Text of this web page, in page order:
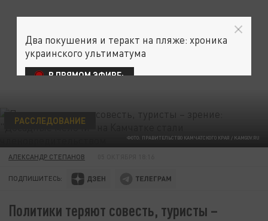
ФОТО: ПРАВИТЕЛЬСТВО КАМЧАТСКОГО КРАЯ / KAMGOV.RU
РАССЛЕДОВАНИЕ
АЛЕКСАНДР СТЕПАНОВ
ПОДПИШИТЕСЬ:
Политики теряют совесть, туристы –
Два покушения и теракт на пляже: хроника
украинского ультиматума
В ПРЯМОМ ЭФИРЕ: